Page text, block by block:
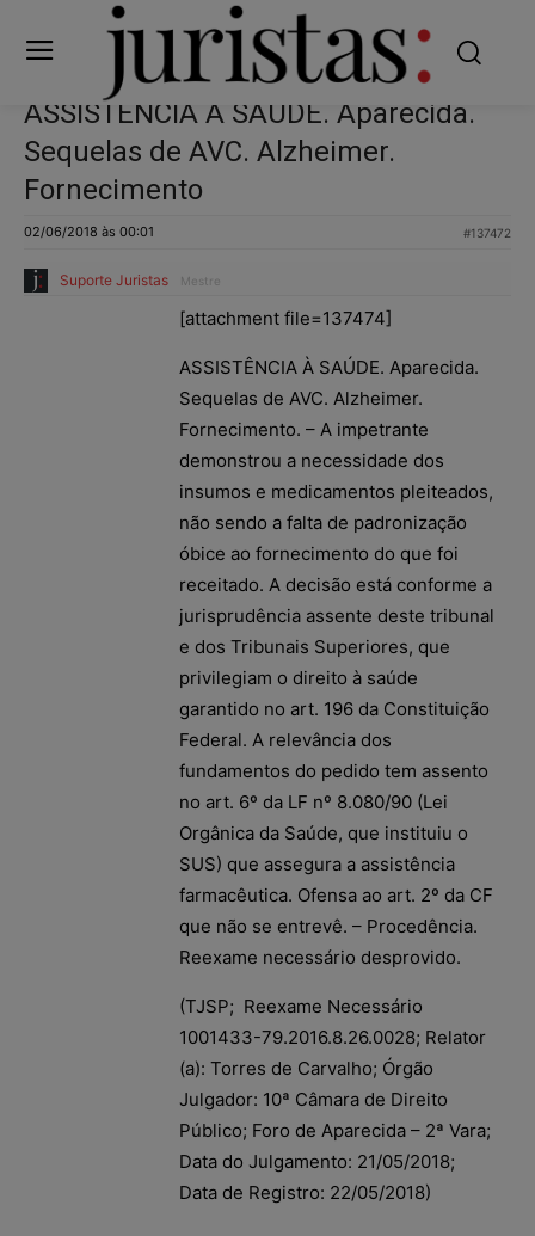
ASSISTÊNCIA À SAÚDE. Aparecida.
Sequelas de AVC. Alzheimer.
Fornecimento
02/06/2018 às 00:01 #137472
Suporte Juristas Mestre
[attachment file=137474]
ASSISTÊNCIA À SAÚDE. Aparecida.
Sequelas de AVC. Alzheimer.
Fornecimento. – A impetrante
demonstrou a necessidade dos
insumos e medicamentos pleiteados,
não sendo a falta de padronização
óbice ao fornecimento do que foi
receitado. A decisão está conforme a
jurisprudência assente deste tribunal
e dos Tribunais Superiores, que
privilegiam o direito à saúde
garantido no art. 196 da Constituição
Federal. A relevância dos
fundamentos do pedido tem assento
no art. 6º da LF nº 8.080/90 (Lei
Orgânica da Saúde, que instituiu o
SUS) que assegura a assistência
farmacêutica. Ofensa ao art. 2º da CF
que não se entrevê. – Procedência.
Reexame necessário desprovido.
(TJSP; Reexame Necessário
1001433-79.2016.8.26.0028; Relator
(a): Torres de Carvalho; Órgão
Julgador: 10ª Câmara de Direito
Público; Foro de Aparecida – 2ª Vara;
Data do Julgamento: 21/05/2018;
Data de Registro: 22/05/2018)